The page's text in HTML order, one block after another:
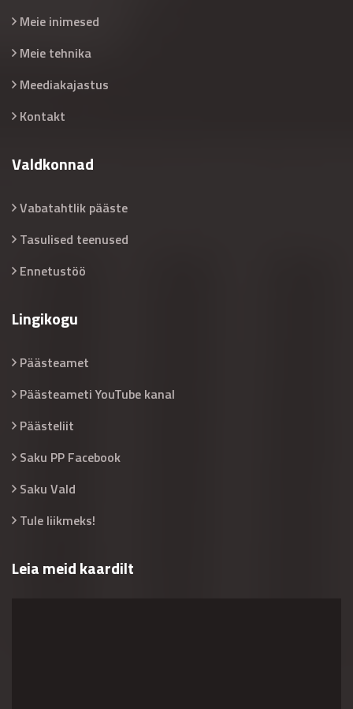
Meie inimesed
Meie tehnika
Meediakajastus
Kontakt
Valdkonnad
Vabatahtlik pääste
Tasulised teenused
Ennetustöö
Lingikogu
Päästeamet
Päästeameti YouTube kanal
Päästeliit
Saku PP Facebook
Saku Vald
Tule liikmeks!
Leia meid kaardilt